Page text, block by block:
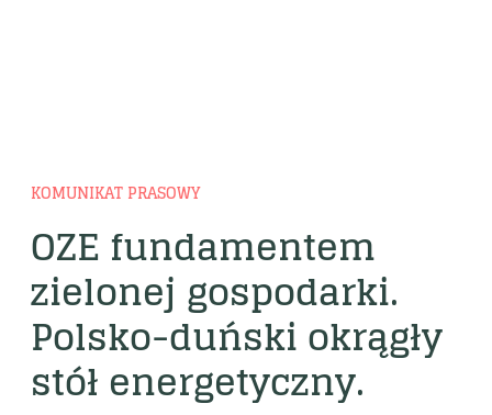
KOMUNIKAT PRASOWY
OZE fundamentem
zielonej gospodarki.
Polsko-duński okrągły
stół energetyczny.